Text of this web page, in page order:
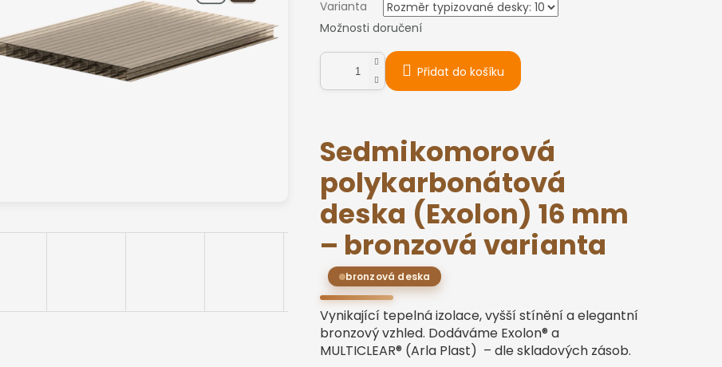
Varianta
Možnosti doručení
Přidat do košíku
Sedmikomorová
polykarbonátová
deska (Exolon) 16 mm
– bronzová varianta
bronzová deska
Vynikající tepelná izolace, vyšší stínění a elegantní
bronzový vzhled. Dodáváme Exolon® a
MULTICLEAR® (Arla Plast) – dle skladových zásob.